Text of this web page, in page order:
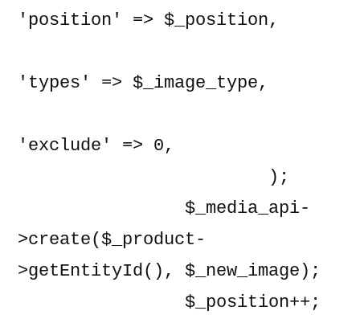
'position' => $_position,
'types' => $_image_type,
'exclude' => 0,
>create($_product-
>getEntityId(), $_new_image);